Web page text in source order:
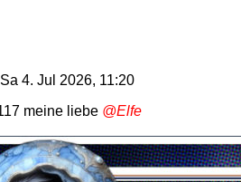
Sa 4. Jul 2026, 11:20
meine liebe @Elfe